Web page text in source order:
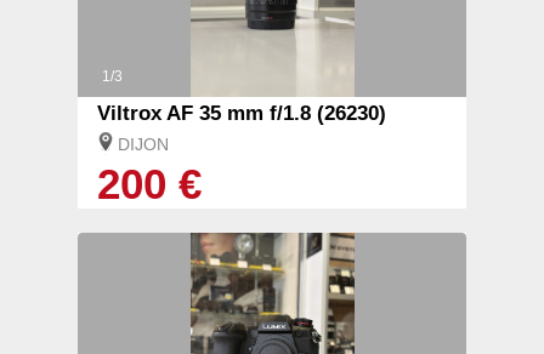
1/3
Viltrox AF 35 mm f/1.8 (26230)
DIJON
200 €